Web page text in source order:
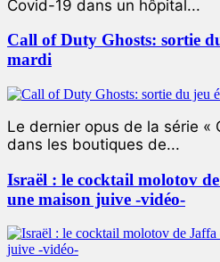
Covid-19 dans un hôpital...
Call of Duty Ghosts: sortie
mardi
Le dernier opus de la série «
dans les boutiques de...
Israël : le cocktail molotov
une maison juive -vidéo-